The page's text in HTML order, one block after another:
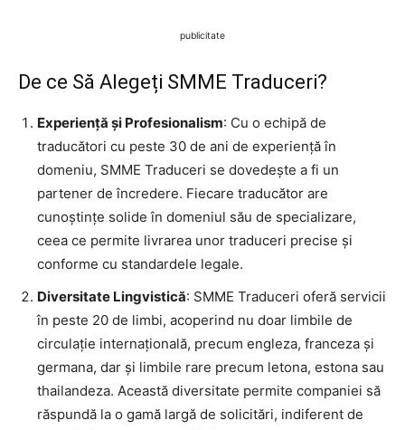
publicitate
De ce Să Alegeți SMME Traduceri?
Experiență și Profesionalism: Cu o echipă de
traducători cu peste 30 de ani de experiență în
domeniu, SMME Traduceri se dovedește a fi un
partener de încredere. Fiecare traducător are
cunoștințe solide în domeniul său de specializare,
ceea ce permite livrarea unor traduceri precise și
conforme cu standardele legale.
Diversitate Lingvistică: SMME Traduceri oferă servicii
în peste 20 de limbi, acoperind nu doar limbile de
circulație internațională, precum engleza, franceza și
germana, dar și limbile rare precum letona, estona sau
thailandeza. Această diversitate permite companiei să
răspundă la o gamă largă de solicitări, indiferent de